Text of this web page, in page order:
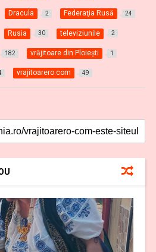
Dracula 2 Federaţia Rusă 24
Rusia 30 televiziunile 2
182 vrăjitoare din Ploiești 1
vrajitoarero.com 49